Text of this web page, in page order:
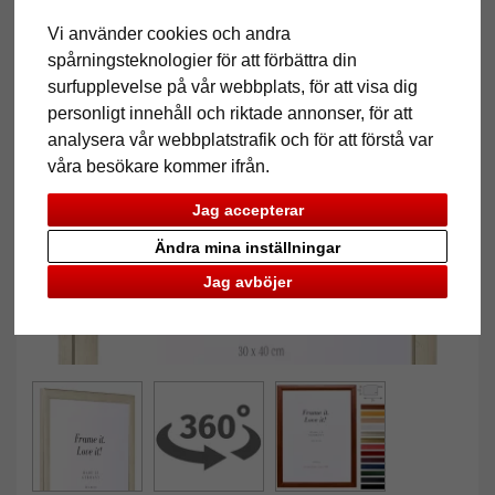
Vi använder cookies och andra
spårningsteknologier för att förbättra din
surfupplevelse på vår webbplats, för att visa dig
personligt innehåll och riktade annonser, för att
analysera vår webbplatstrafik och för att förstå var
våra besökare kommer ifrån.
Jag accepterar
Jag avböjer
Ändra mina inställningar
Tillbaka